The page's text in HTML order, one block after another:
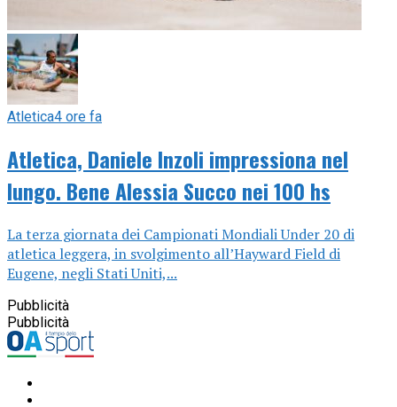
Atletica4 ore fa
Atletica, Daniele Inzoli impressiona nel
lungo. Bene Alessia Succo nei 100 hs
La terza giornata dei Campionati Mondiali Under 20 di
atletica leggera, in svolgimento all’Hayward Field di
Eugene, negli Stati Uniti,...
Pubblicità
Pubblicità